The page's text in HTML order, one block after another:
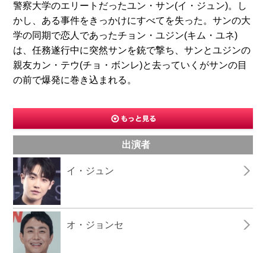
警察大学のエリートだったユン・サン(イ・ジュン)。し
かし、ある事件をきっかけにすべてを失った。サンの大
学の同期で恋人であったチョン・ユジン(キム・ユネ)
は、任務遂行中に突然サンを銃で撃ち、サンとユジンの
親友カン・テウ(チョ・ボンレ)と去っていくがサンの目
の前で爆発に巻き込まれる。
出演者
イ・ジュン
オ・ジョンセ